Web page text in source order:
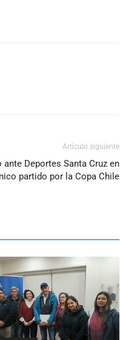
Artículo siguiente
Deportes Santa Cruz en
partido por la Copa Chile